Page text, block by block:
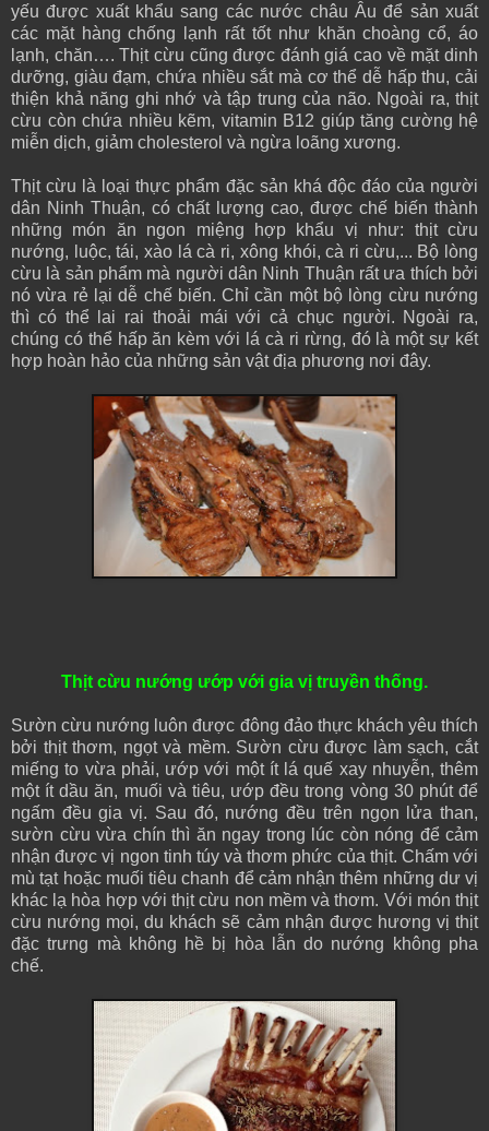
yếu được xuất khẩu sang các nước châu Âu để sản xuất
các mặt hàng chống lạnh rất tốt như khăn choàng cổ, áo
lạnh, chăn…. Thịt cừu cũng được đánh giá cao về mặt dinh
dưỡng, giàu đạm, chứa nhiều sắt mà cơ thể dễ hấp thu, cải
thiện khả năng ghi nhớ và tập trung của não. Ngoài ra, thịt
cừu còn chứa nhiều kẽm, vitamin B12 giúp tăng cường hệ
miễn dịch, giảm cholesterol và ngừa loãng xương.
Thịt cừu là loại thực phẩm đặc sản khá độc đáo của người
dân Ninh Thuận, có chất lượng cao, được chế biến thành
những món ăn ngon miệng hợp khẩu vị như: thịt cừu
nướng, luộc, tái, xào lá cà ri, xông khói, cà ri cừu,... Bộ lòng
cừu là sản phẩm mà người dân Ninh Thuận rất ưa thích bởi
nó vừa rẻ lại dễ chế biến. Chỉ cần một bộ lòng cừu nướng
thì có thể lai rai thoải mái với cả chục người. Ngoài ra,
chúng có thể hấp ăn kèm với lá cà ri rừng, đó là một sự kết
hợp hoàn hảo của những sản vật địa phương nơi đây.
Thịt cừu nướng ướp với gia vị truyền thống.
Sườn cừu nướng luôn được đông đảo thực khách yêu thích
bởi thịt thơm, ngọt và mềm. Sườn cừu được làm sạch, cắt
miếng to vừa phải, ướp với một ít lá quế xay nhuyễn, thêm
một ít dầu ăn, muối và tiêu, ướp đều trong vòng 30 phút để
ngấm đều gia vị. Sau đó, nướng đều trên ngọn lửa than,
sườn cừu vừa chín thì ăn ngay trong lúc còn nóng để cảm
nhận được vị ngon tinh túy và thơm phức của thịt. Chấm với
mù tạt hoặc muối tiêu chanh để cảm nhận thêm những dư vị
khác lạ hòa hợp với thịt cừu non mềm và thơm. Với món thịt
cừu nướng mọi, du khách sẽ cảm nhận được hương vị thịt
đặc trưng mà không hề bị hòa lẫn do nướng không pha
chế.